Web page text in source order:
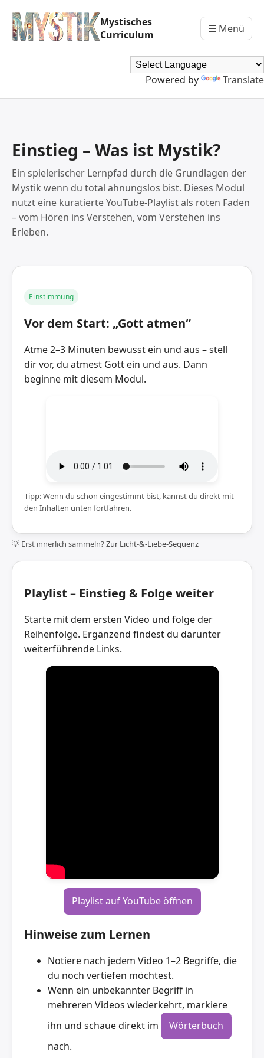
Mystisches
Curriculum
☰ Menü
Powered by Translate
Einstieg – Was ist Mystik?
Ein spielerischer Lernpfad durch die Grundlagen der
Mystik wenn du total ahnungslos bist. Dieses Modul
nutzt eine kuratierte YouTube-Playlist als roten Faden
– vom Hören ins Verstehen, vom Verstehen ins
Erleben.
Einstimmung
Vor dem Start: „Gott atmen“
Atme 2–3 Minuten bewusst ein und aus – stell
dir vor, du atmest Gott ein und aus. Dann
beginne mit diesem Modul.
Tipp: Wenn du schon eingestimmt bist, kannst du direkt mit
den Inhalten unten fortfahren.
💡 Erst innerlich sammeln?Zur Licht-&-Liebe-Sequenz
Playlist – Einstieg & Folge weiter
Starte mit dem ersten Video und folge der
Reihenfolge. Ergänzend findest du darunter
weiterführende Links.
Playlist auf YouTube öffnen
Hinweise zum Lernen
Notiere nach jedem Video 1–2 Begriffe, die
du noch vertiefen möchtest.
Wenn ein unbekannter Begriff in
mehreren Videos wiederkehrt, markiere
ihn und schaue direkt im
Wörterbuch
nach.